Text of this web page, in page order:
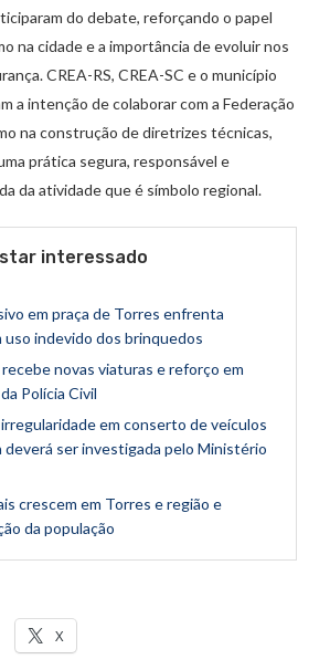
do debate, reforçando o papel
na cidade e a importância de evoluir nos
CREA-RS, CREA-SC e o município
a intenção de colaborar com a Federação
na construção de diretrizes técnicas,
prática segura, responsável e
da atividade que é símbolo regional.
interessado
em praça de Torres enfrenta
uso indevido dos brinquedos
novas viaturas e reforço em
Polícia Civil
em conserto de veículos
deverá ser investigada pelo Ministério
crescem em Torres e região e
da população
X